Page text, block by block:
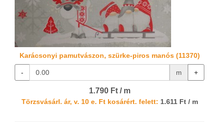
Karácsonyi pamutvászon, szürke-piros manós (11370)
- m +
1.790 Ft / m
Törzsvásárl. ár, v. 10 e. Ft kosárért. felett: 1.611 Ft / m